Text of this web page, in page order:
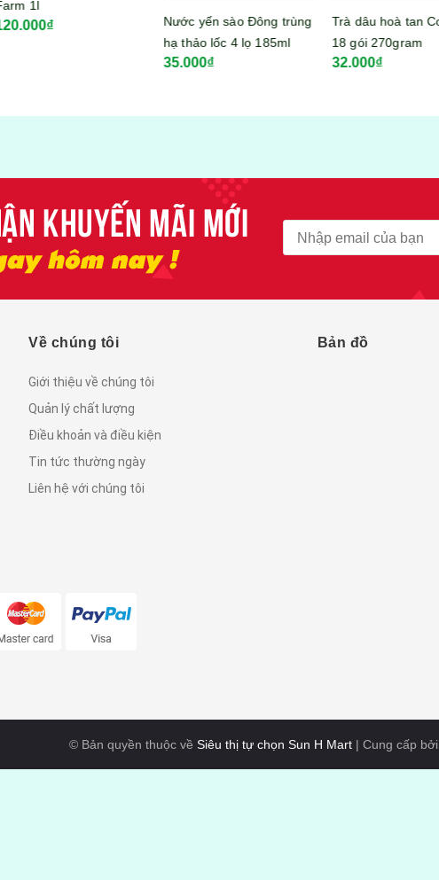
Nước yến sào Đông trùng
hạ thảo lốc 4 lọ 185ml
Trà dâu hoà tan Cozy hộp
18 gói 270gram
Về chúng tôi
Giới thiệu về chúng tôi
Quản lý chất lượng
Điều khoản và điều kiện
Tin tức thường ngày
Liên hệ với chúng tôi
Bản đồ
© Bản quyền thuộc về Siêu thị tự chọn Sun H Mart| Cung cấp bởi